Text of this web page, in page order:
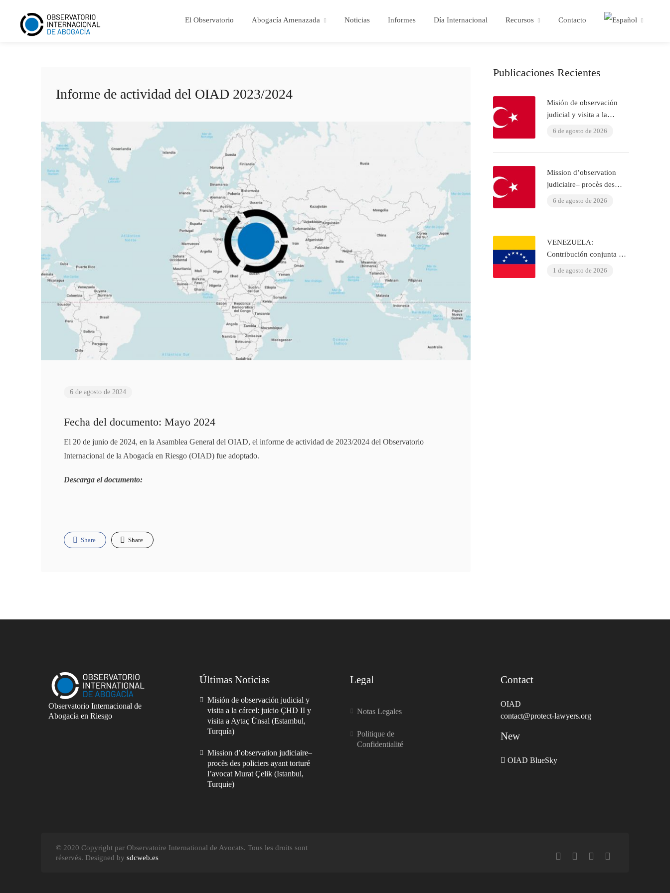
El Observatorio Abogacía Amenazada Noticias Informes Día Internacional Recursos Contacto
Informe de actividad del OIAD 2023/2024
6 de agosto de 2024
Fecha del documento: Mayo 2024
El 20 de junio de 2024, en la Asamblea General del OIAD, el informe de actividad de 2023/2024 del Observatorio
Internacional de la Abogacía en Riesgo (OIAD) fue adoptado.
Descarga el documento:
Share Share
Publicaciones Recientes
Misión de observación
judicial y visita a la
(Estambul, Turquía)
6 de agosto de 2026
Mission d’observation
judiciaire– procès des
(Istanbul, Turquie)
6 de agosto de 2026
VENEZUELA:
Contribución conjunta del
1 de agosto de 2026
Observatorio Internacional de
Abogacía en Riesgo
Últimas Noticias
Misión de observación judicial y
visita a la cárcel: juicio ÇHD II y
visita a Aytaç Ünsal (Estambul,
Turquía)
Mission d’observation judiciaire–
procès des policiers ayant torturé
l’avocat Murat Çelik (Istanbul,
Turquie)
Legal
Notas Legales
Politique de
Confidentialité
Contact
OIAD
contact@protect-lawyers.org
New
OIAD BlueSky
© 2020 Copyright par Observatoire International de Avocats. Tous les droits sont
réservés. Designed bysdcweb.es